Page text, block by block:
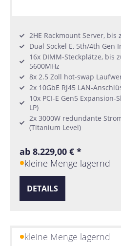
2HE Rackmount Server, bis
Dual Sockel E, 5th/4th Gen
16x DIMM-Steckplätze, bis
5600MHz
8x 2.5 Zoll hot-swap
2x 10GbE RJ45 LAN-
10x PCI-E Gen5 Expansion-
LP)
2x 3000W redundante
(Titanium Level)
ab 8.229,00 € *
kleine Menge lagernd
DETAILS
kleine Menge lagernd